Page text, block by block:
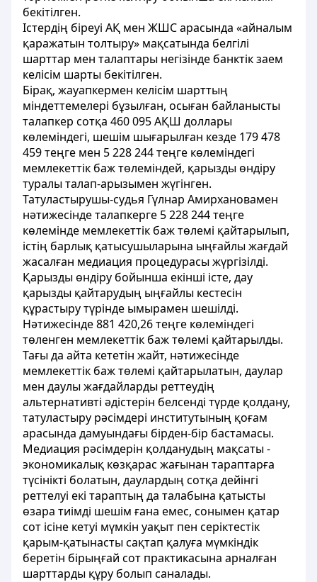
бекітілген.
Істердің біреуі АҚ мен ЖШС арасында «айналым
қаражатын толтыру» мақсатында белгілі
шарттар мен талаптары негізінде банктік заем
келісім шарты бекітілген.
Бірақ, жауапкермен келісім шарттың
міндеттемелері бұзылған, осыған байланысты
талапкер сотқа 460 095 АҚШ доллары
көлеміндегі, шешім шығарылған кезде 179 478
459 теңге мен 5 228 244 теңге көлеміндегі
мемлекеттік баж төлеміндей, қарызды өндіру
туралы талап-арызымен жүгінген.
Татуластырушы-судья Гүлнар Амирхановамен
нәтижесінде талапкерге 5 228 244 теңге
көлемінде мемлекеттік баж төлемі қайтарылып,
істің барлық қатысушыларына ыңғайлы жағдай
жасалған медиация процедурасы жүргізілді.
Қарызды өндіру бойынша екінші істе, дау
қарызды қайтарудың ыңғайлы кестесін
құрастыру түрінде ымырамен шешілді.
Нәтижесінде 881 420,26 теңге көлеміндегі
төленген мемлекеттік баж төлемі қайтарылды.
Тағы да айта кететін жайт, нәтижесінде
мемлекеттік баж төлемі қайтарылатын, даулар
мен даулы жағдайларды реттеудің
альтернативті әдістерін белсенді түрде қолдану,
татуластыру рәсімдері институтының қоғам
арасында дамуындағы бірден-бір бастамасы.
Медиация рәсімдерін қолданудың мақсаты -
экономикалық көзқарас жағынан тараптарға
түсінікті болатын, даулардың сотқа дейінгі
реттелуі екі тараптың да талабына қатысты
өзара тиімді шешім ғана емес, сонымен қатар
сот ісіне кетуі мүмкін уақыт пен серіктестік
қарым-қатынасты сақтап қалуға мүмкіндік
беретін бірыңғай сот практикасына арналған
шарттарды құру болып саналады.